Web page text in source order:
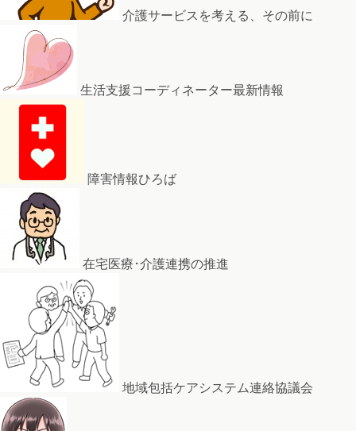
介護サービスを考える、その前に
生活支援コーディネーター最新情報
障害情報ひろば
在宅医療･介護連携の推進
地域包括ケアシステム連絡協議会